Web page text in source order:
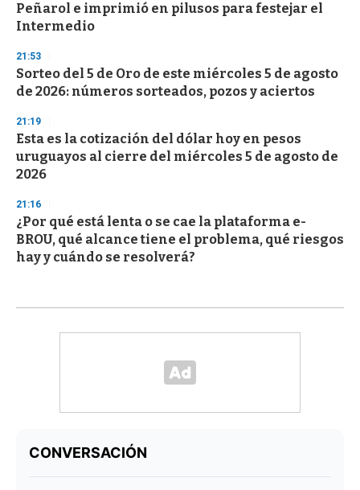
Peñarol e imprimió en pilusos para festejar el
Intermedio
21:53
Sorteo del 5 de Oro de este miércoles 5 de agosto
de 2026: números sorteados, pozos y aciertos
21:19
Esta es la cotización del dólar hoy en pesos
uruguayos al cierre del miércoles 5 de agosto de
2026
21:16
¿Por qué está lenta o se cae la plataforma e-
BROU, qué alcance tiene el problema, qué riesgos
hay y cuándo se resolverá?